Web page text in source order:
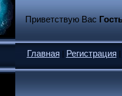
Приветствую Вас
Главная | Регистрация |